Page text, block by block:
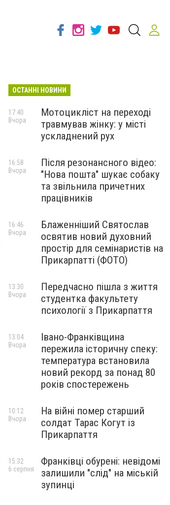
ОСТАННІ НОВИНИ
Мотоцикліст на переході
травмував жінку: у місті
ускладнений рух
17:40
Вчора
Після резонансного відео:
"Нова пошта" шукає собаку
та звільнила причетних
працівників
16:58
Вчора
Блаженніший Святослав
освятив новий духовний
простір для семінаристів на
Прикарпатті (ФОТО)
16:46
Вчора
Передчасно пішла з життя
студентка факультету
психології з Прикарпаття
13:30
Вчора
Івано-Франківщина
пережила історичну спеку:
температура встановила
новий рекорд за понад 80
років спостережень
13:04
Вчора
На війні помер старший
солдат Тарас Когут із
Прикарпаття
10:12
Вчора
Франківці обурені: невідомі
залишили "слід" на міській
зупинці
15:32
6 серпня